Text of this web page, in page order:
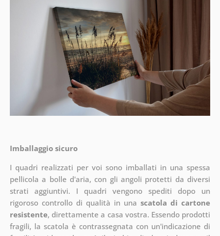
Imballaggio sicuro
I quadri realizzati per voi sono imballati in una spessa
pellicola a bolle d'aria, con gli angoli protetti da diversi
strati aggiuntivi. I quadri vengono spediti dopo un
rigoroso controllo di qualità in unascatola di cartone
resistente, direttamente a casa vostra. Essendo prodotti
fragili, la scatola è contrassegnata con un'indicazione di